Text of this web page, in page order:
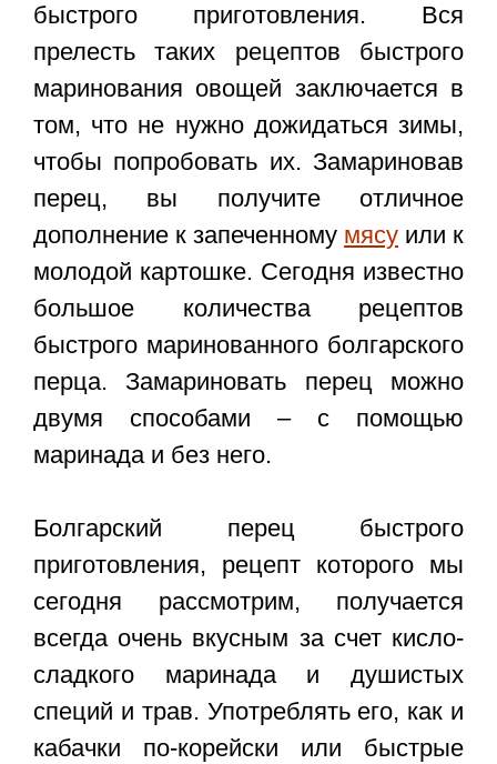
быстрого приготовления. Вся
прелесть таких рецептов быстрого
маринования овощей заключается в
том, что не нужно дожидаться зимы,
чтобы попробовать их. Замариновав
перец, вы получите отличное
дополнение к запеченному мясу или к
молодой картошке. Сегодня известно
большое количества рецептов
быстрого маринованного болгарского
перца. Замариновать перец можно
двумя способами – с помощью
маринада и без него.
Болгарский перец быстрого
приготовления, рецепт которого мы
сегодня рассмотрим, получается
всегда очень вкусным за счет кисло-
сладкого маринада и душистых
специй и трав. Употреблять его, как и
кабачки по-корейски или быстрые